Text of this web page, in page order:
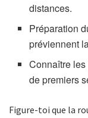
distances.
Préparation
préviennent
Connaître
de premiers
Figure-toi que la